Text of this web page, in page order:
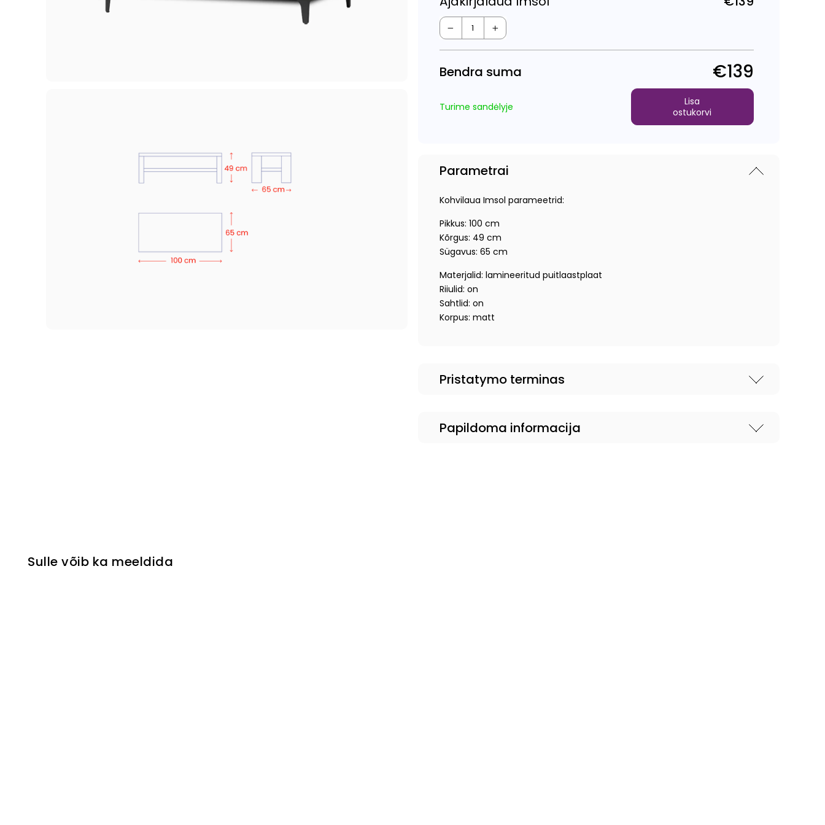
− +
Bendra suma €139
Turime sandėlyje
Lisa
ostukorvi
Parametrai
Kohvilaua Imsol parameetrid:
Pikkus: 100 cm
Kõrgus: 49 cm
Sügavus: 65 cm
Materjalid: lamineeritud puitlaastplaat
Riiulid: on
Sahtlid: on
Korpus: matt
Pristatymo terminas
Papildoma informacija
Sulle võib ka meeldida